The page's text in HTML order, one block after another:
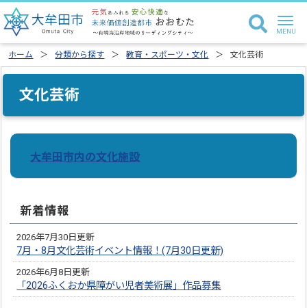
ホーム 分類から探す 教育・スポーツ・文化 文化芸術
文化芸術
大牟田市内の文化施設
新着情報
2026年7月30日更新
7月・8月文化芸術イベント情報！(7月30日更新)
2026年6月8日更新
「2026ふくおか県障がい児者美術展」作品募集